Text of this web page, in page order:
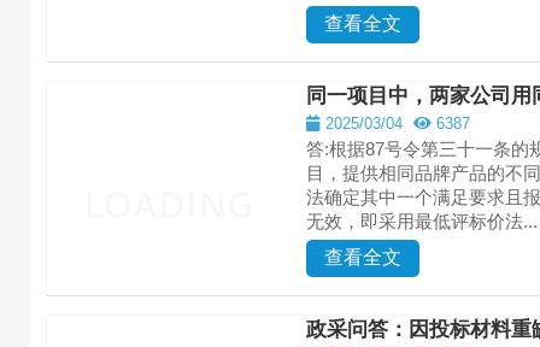
查看全文
同一项目中，两家公司
2025/03/04 6387
答:根据87号令第三十一条的
目，提供相同品牌产品的不
法确定其中一个满足要求且
无效，即采用最低评标价法...
查看全文
政采问答：因投标材料